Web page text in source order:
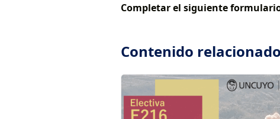
Completar el siguiente
Contenido relacionado